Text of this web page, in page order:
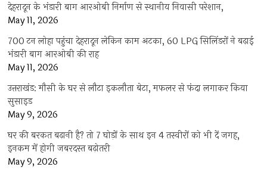
देहरादून के भंडारी बाग आरओबी निर्माण से स्थानीय निवासी परेशान,
May 11, 2026
700 टन लोहा पहुंचा देहरादून लेकिन काम अटका, 60 LPG सिलिंडरों ने बढ़ाई
भंडारी बाग आरओबी की राह
May 11, 2026
उत्तराखंड: मौसी के घर से लौटा इकलौता बेटा, मफलर से फंदा लगाकर किया
सुसाइड
May 9, 2026
घर की बरकत बढ़ानी है? तो 7 घोड़ों के साथ इन 4 तस्वीरों को भी दें जगह,
इनकम में होगी जबरदस्त बढ़ोतरी
May 9, 2026